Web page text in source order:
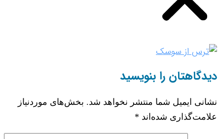
دیدگاهتان را بنویسید
نشانی ایمیل شما منتشر نخواهد شد. بخش‌های موردنیاز
علامت‌گذاری شده‌اند *